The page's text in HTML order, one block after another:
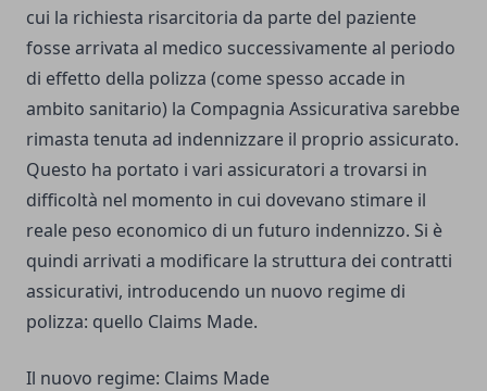
cui la richiesta risarcitoria da parte del paziente
fosse arrivata al medico successivamente al periodo
di effetto della polizza (come spesso accade in
ambito sanitario) la Compagnia Assicurativa sarebbe
rimasta tenuta ad indennizzare il proprio assicurato.
Questo ha portato i vari assicuratori a trovarsi in
difficoltà nel momento in cui dovevano stimare il
reale peso economico di un futuro indennizzo. Si è
quindi arrivati a modificare la struttura dei contratti
assicurativi, introducendo un nuovo regime di
polizza: quello Claims Made.
Il nuovo regime: Claims Made